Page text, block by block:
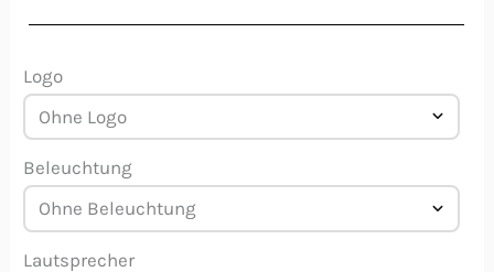
Logo
Beleuchtung
Lautsprecher